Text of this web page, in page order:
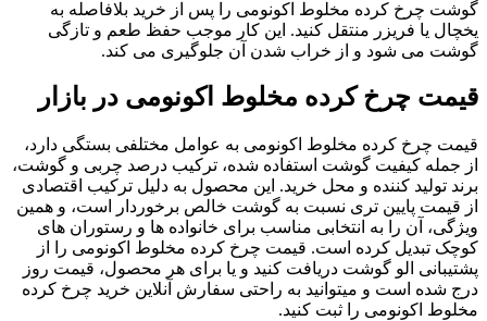
گوشت چرخ کرده مخلوط اکونومی را پس از خرید بلافاصله به
یخچال یا فریزر منتقل کنید. این کار موجب حفظ طعم و تازگی
گوشت می‌ شود و از خراب شدن آن جلوگیری می‌ کند.
قیمت چرخ کرده مخلوط اکونومی در بازار
قیمت چرخ کرده مخلوط اکونومی به عوامل مختلفی بستگی دارد،
از جمله کیفیت گوشت استفاده شده، ترکیب درصد چربی و گوشت،
برند تولید کننده و محل خرید. این محصول به دلیل ترکیب اقتصادی
از قیمت پایین‌ تری نسبت به گوشت خالص برخوردار است، و همین
ویژگی، آن را به انتخابی مناسب برای خانواده‌ ها و رستوران‌ های
کوچک تبدیل کرده است. قیمت چرخ کرده مخلوط اکونومی را از
پشتیبانی الو گوشت دریافت کنید و یا برای هر محصول، قیمت روز
درج شده است و میتوانید به راحتی سفارش آنلاین خرید چرخ کرده
مخلوط اکونومی را ثبت کنید.